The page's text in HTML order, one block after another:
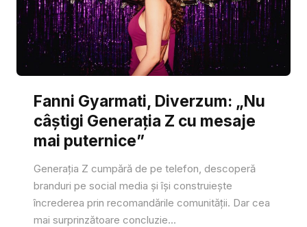
Fanni Gyarmati, Diverzum: „Nu
câștigi Generația Z cu mesaje
mai puternice”
Generația Z cumpără de pe telefon, descoperă
branduri pe social media și își construiește
încrederea prin recomandările comunității. Dar cea
mai surprinzătoare concluzie...